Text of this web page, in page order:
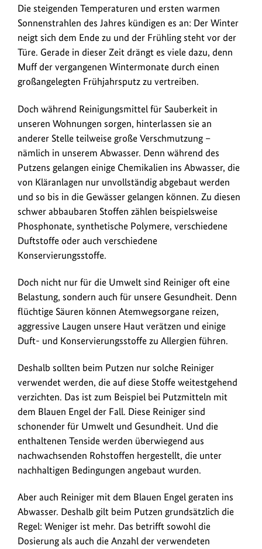
Putzmittel
eine
Belastung,
auch
für
unsere
Gesundheit.
Der
Engel
gibt
wie
Verbraucherinnen
und
Verbraucher
mögliche
Folgen
für
Umwelt
verringern.
Die steigenden Temperaturen und ersten warmen
Sonnenstrahlen des Jahres kündigen es an: Der Winter
neigt sich dem Ende zu und der Frühling steht vor der
Türe. Gerade in dieser Zeit drängt es viele dazu, denn
Muff der vergangenen Wintermonate durch einen
großangelegten Frühjahrsputz zu vertreiben.
Doch während Reinigungsmittel für Sauberkeit in
unseren Wohnungen sorgen, hinterlassen sie an
anderer Stelle teilweise große Verschmutzung –
nämlich in unserem Abwasser. Denn während des
Putzens gelangen einige Chemikalien ins Abwasser, die
von Kläranlagen nur unvollständig abgebaut werden
und so bis in die Gewässer gelangen können. Zu diesen
schwer abbaubaren Stoffen zählen beispielsweise
Phosphonate, synthetische Polymere, verschiedene
Duftstoffe oder auch verschiedene
Konservierungsstoffe.
Doch nicht nur für die Umwelt sind Reiniger oft eine
Belastung, sondern auch für unsere Gesundheit. Denn
flüchtige Säuren können Atemwegsorgane reizen,
aggressive Laugen unsere Haut verätzen und einige
Duft- und Konservierungsstoffe zu Allergien führen.
Deshalb sollten beim Putzen nur solche Reiniger
verwendet werden, die auf diese Stoffe weitestgehend
verzichten. Das ist zum Beispiel bei Putzmitteln mit
dem Blauen Engel der Fall. Diese Reiniger sind
schonender für Umwelt und Gesundheit. Und die
enthaltenen Tenside werden überwiegend aus
nachwachsenden Rohstoffen hergestellt, die unter
nachhaltigen Bedingungen angebaut wurden.
Aber auch Reiniger mit dem Blauen Engel geraten ins
Abwasser. Deshalb gilt beim Putzen grundsätzlich die
Regel: Weniger ist mehr. Das betrifft sowohl die
Dosierung als auch die Anzahl der verwendeten